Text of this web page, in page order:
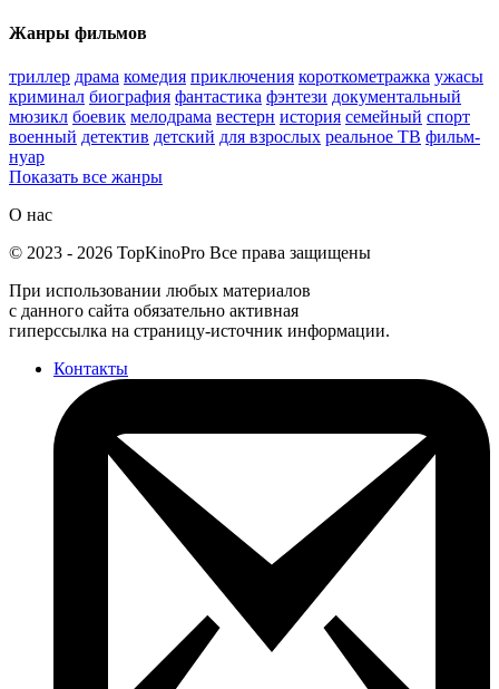
Жанры фильмов
триллер драма комедия приключения короткометражка ужасы
криминал биография фантастика фэнтези документальный
мюзикл боевик мелодрама вестерн история семейный спорт
военный детектив детский для взрослых реальное ТВ фильм-
нуар
Показать все жанры
О нас
© 2023 - 2026 TopKinoPro Все права защищены
При использовании любых материалов
с данного сайта обязательно активная
гиперссылка на страницу-источник информации.
Контакты